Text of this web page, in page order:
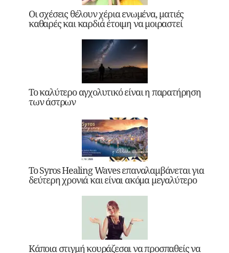
Οι σχέσεις θέλουν χέρια ενωμένα, ματιές
καθαρές και καρδιά έτοιμη να μοιραστεί
Το καλύτερο αγχολυτικό είναι η παρατήρηση
των άστρων
Το Syros Healing Waves επαναλαμβάνεται για
δεύτερη χρονιά και είναι ακόμα μεγαλύτερο
Κάποια στιγμή κουράζεσαι να προσπαθείς να